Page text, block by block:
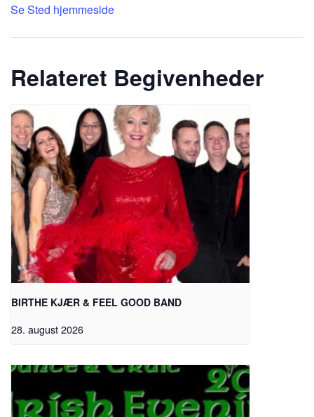
Se Sted hjemmeside
Relateret Begivenheder
BIRTHE KJÆR & FEEL GOOD BAND
28. august 2026